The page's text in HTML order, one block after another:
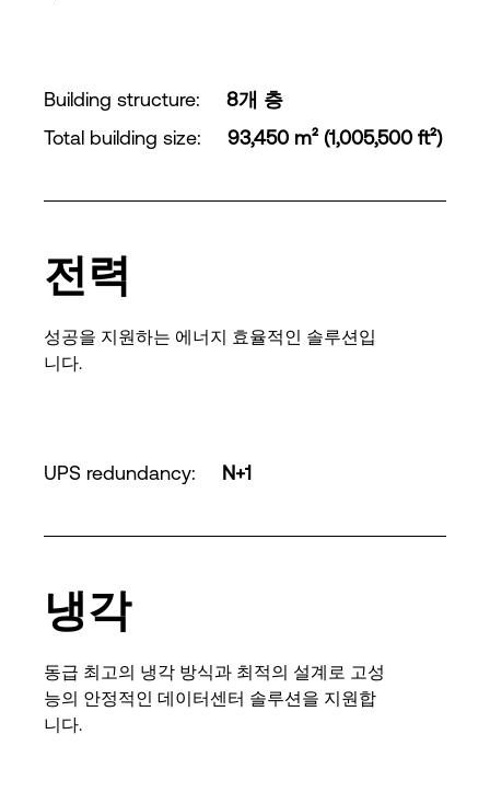
Building structure:
8개 층
Total building size: 93,450 m² (1,005,500 ft²)
전력
성공을 지원하는 에너지 효율적인 솔루션입
니다.
UPS redundancy: N+1
냉각
동급 최고의 냉각 방식과 최적의 설계로 고성
능의 안정적인 데이터센터 솔루션을 지원합
니다.